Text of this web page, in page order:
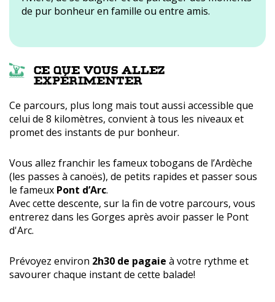
de pur bonheur en famille ou entre amis.
Ce que vous allez
expérimenter
Ce parcours, plus long mais tout aussi accessible que
celui de 8 kilomètres, convient à tous les niveaux et
promet des instants de pur bonheur.
Vous allez franchir les fameux tobogans de l’Ardèche
(les passes à canoës), de petits rapides et passer sous
le fameux Pont d’Arc.
Avec cette descente, sur la fin de votre parcours, vous
entrerez dans les Gorges après avoir passer le Pont
d'Arc.
Prévoyez environ 2h30 de pagaie à votre rythme et
savourer chaque instant de cette balade!